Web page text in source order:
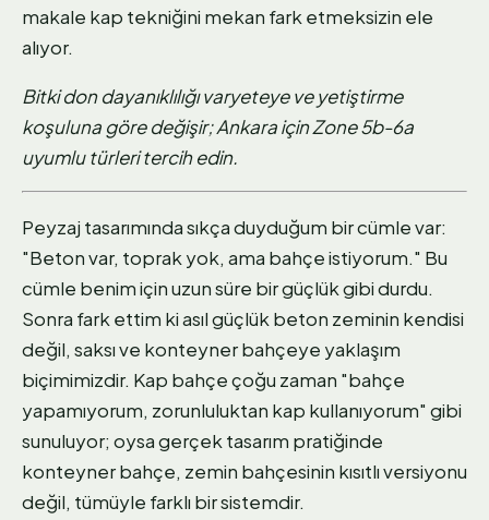
makale kap tekniğini mekan fark etmeksizin ele
alıyor.
Bitki don dayanıklılığı varyeteye ve yetiştirme
koşuluna göre değişir; Ankara için Zone 5b-6a
uyumlu türleri tercih edin.
Peyzaj tasarımında sıkça duyduğum bir cümle var:
"Beton var, toprak yok, ama bahçe istiyorum." Bu
cümle benim için uzun süre bir güçlük gibi durdu.
Sonra fark ettim ki asıl güçlük beton zeminin kendisi
değil, saksı ve konteyner bahçeye yaklaşım
biçimimizdir. Kap bahçe çoğu zaman "bahçe
yapamıyorum, zorunluluktan kap kullanıyorum" gibi
sunuluyor; oysa gerçek tasarım pratiğinde
konteyner bahçe, zemin bahçesinin kısıtlı versiyonu
değil, tümüyle farklı bir sistemdir.